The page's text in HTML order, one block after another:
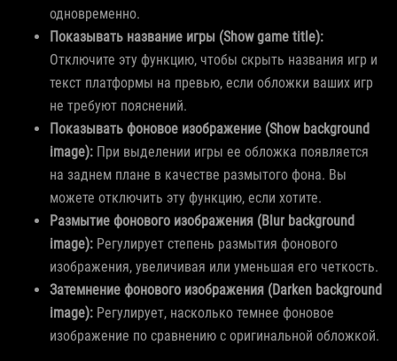
одновременно.
Показывать название игры (Show game title):
Отключите эту функцию, чтобы скрыть названия игр и
текст платформы на превью, если обложки ваших игр
не требуют пояснений.
Показывать фоновое изображение (Show background
image): При выделении игры ее обложка появляется
на заднем плане в качестве размытого фона. Вы
можете отключить эту функцию, если хотите.
Размытие фонового изображения (Blur background
image): Регулирует степень размытия фонового
изображения, увеличивая или уменьшая его четкость.
Затемнение фонового изображения (Darken background
image): Регулирует, насколько темнее фоновое
изображение по сравнению с оригинальной обложкой.